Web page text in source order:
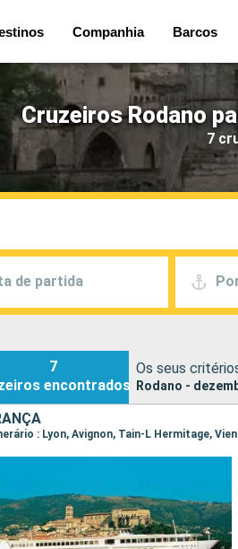
Companhia Barcos
Cruzeiros Rodano
7
de partida
7
encontrados
Os seus
Rodano -
: Lyon, Avignon, Tain-L Hermitage,